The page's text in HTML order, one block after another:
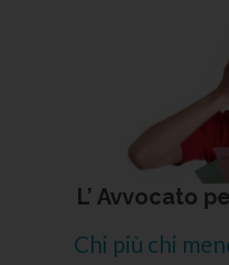
L’ Avvocato
Chi più chi